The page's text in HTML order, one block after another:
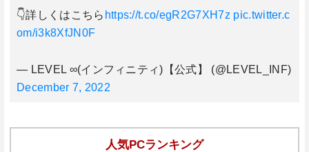
👇詳しくはこちら https://t.co/egR2G7XH7z pic.twitter.c
om/i3k8XfJN0F
— LEVEL ∞(インフィニティ)【公式】 (@LEVEL_INF)
December 7, 2022
人気PCランキング